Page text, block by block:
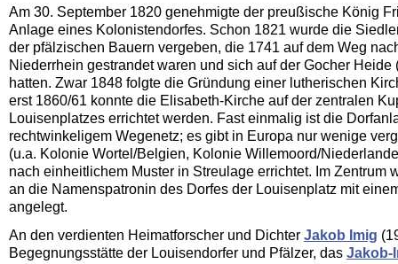
Am 30. September 1820 genehmigte der preußische König
Anlage eines Kolonistendorfes. Schon 1821 wurde die
der pfälzischen Bauern vergeben, die 1741 auf dem Weg
Niederrhein gestrandet waren und sich auf der Gocher Heide
hatten. Zwar 1848 folgte die Gründung einer lutherischen
erst 1860/61 konnte die Elisabeth-Kirche auf der zentralen
Louisenplatzes errichtet werden. Fast einmalig ist die
rechtwinkeligem Wegenetz; es gibt in Europa nur wenige
(u.a. Kolonie Wortel/Belgien, Kolonie Willem­oord/
nach einheitlichem Muster in Streulage errichtet. Im Zentrum
an die Namens­patronin des Dorfes der Louisenplatz mit
angelegt.
An den verdienten Heimatforscher und Dichter Jakob Imig
Begegnungsstätte der Louisendorfer und Pfälzer, das Jakob-